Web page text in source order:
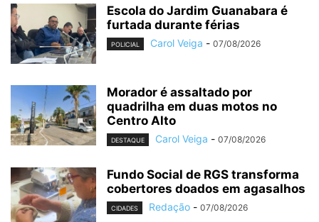
Escola do Jardim Guanabara é
furtada durante férias
POLICIAL Carol Veiga - 07/08/2026
Morador é assaltado por
quadrilha em duas motos no
Centro Alto
DESTAQUE Carol Veiga - 07/08/2026
Fundo Social de RGS transforma
cobertores doados em agasalhos
CIDADES Redação - 07/08/2026